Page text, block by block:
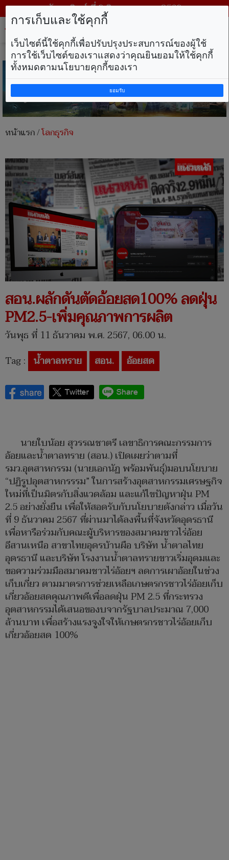
วันอาทิตย์ ที่ 9 สิงหาคม พ.ศ. 2569
หน้าแรก/โลกธุรกิจ
สอน.ผลักดันตัดอ้อยสด100% ลดฝุ่น
PM2.5-เพิ่มคุณภาพการผลิต
วันพุธ ที่ 11 ธันวาคม พ.ศ. 2567, 06.00 น.
Tag : น้ำตาลทราย สอน. อ้อยสด
นายใบน้อย สุวรรณชาตรี เลขาธิการคณะกรรมการ
อ้อยและน้ำตาลทราย (สอน.) เปิดเผยว่าตามที่
รมว.อุตสาหกรรม (นายเอกนัฏ พร้อมพันธุ์)มอบนโยบาย
“ปฏิรูปอุตสาหกรรรม” ในการสร้างอุตสาหกรรมเศรษฐกิจ
ใหม่ที่เป็นมิตรกับสิ่งแวดล้อม และแก้ไขปัญหาฝุ่น PM
2.5 อย่างยั่งยืน เพื่อให้สอดรับกับนโยบายดังกล่าว เมื่อวัน
ที่ 9 ธันวาคม 2567 ที่ผ่านมาได้ลงพื้นที่จังหวัดอุดรธานี
เพื่อหารือร่วมกับคณะผู้บริหารของสมาคมชาวไร่อ้อย
อีสานเหนือ สาขาไทยอุดรบ้านผือ บริษัท น้ำตาลไทย
อุดรธานี และบริษัท โรงงานน้ำตาลทรายขาวเริ่มอุดมและ
ขอความร่วมมือสมาคมชาวไร่อ้อยฯ ลดการเผาอ้อยในช่วง
เก็บเกี่ยว ตามมาตรการช่วยเหลือเกษตรกรชาวไร่อ้อยเก็บ
เกี่ยวอ้อยสดคุณภาพดีเพื่อลดฝุ่น PM 2.5 ที่กระทรวง
อุตสาหกรรมได้เสนอของบจากรัฐบาลประมาณ 7,000
ล้านบาท เพื่อสร้างแรงจูงใจให้เกษตรกรชาวไร่อ้อยเก็บ
เกี่ยวอ้อยสด 100%
การเก็บและใช้คุกกี้
เว็บไซต์นี้ใช้คุกกี้เพื่อปรับปรุงประสบการณ์ของผู้ใช้
การใช้เว็บไซต์ของเราแสดงว่าคุณยินยอมให้ใช้คุกกี้
ทั้งหมดตามนโยบายคุกกี้ของเรา
ยอมรับ